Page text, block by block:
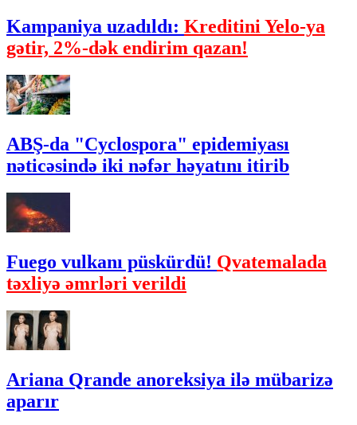
Kampaniya uzadıldı: Kreditini Yelo-ya
gətir, 2%-dək endirim qazan!
ABŞ-da "Cyclospora" epidemiyası
nəticəsində iki nəfər həyatını itirib
Fuego vulkanı püskürdü! Qvatemalada
təxliyə əmrləri verildi
Ariana Qrande anoreksiya ilə mübarizə
aparır